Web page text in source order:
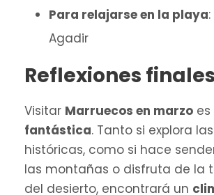
Para relajarse en la playa
Agadir
Reflexiones finales
Visitar Marruecos en marzo
fantástica. Tanto si explora
históricas, como si hace
las montañas o disfruta de la
del desierto, encontrará un